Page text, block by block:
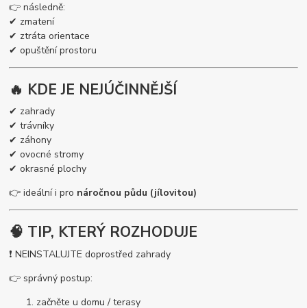
👉 následně:
✔ zmatení
✔ ztráta orientace
✔ opuštění prostoru
🔥 KDE JE NEJÚČINNĚJŠÍ
✔ zahrady
✔ trávníky
✔ záhony
✔ ovocné stromy
✔ okrasné plochy
👉 ideální i pro náročnou půdu (jílovitou)
🧠 TIP, KTERÝ ROZHODUJE
❗ NEINSTALUJTE doprostřed zahrady
👉 správný postup:
začněte u domu / terasy